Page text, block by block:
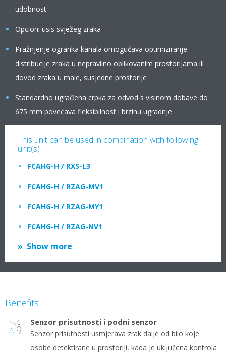
udobnost
Opcioni usis svježeg zraka
Pražnjenje ogranka kanala omogućava optimiziranje
distribucije zraka u nepravilno oblikovanim prostorijama ili
dovod zraka u male, susjedne prostorije
Standardno ugrađena crpka za odvod s visinom dobave do
675 mm povećava fleksibilnost i brzinu ugradnje
This unit can be used in combination with following
unit(s)
FCAHG-H / RXS-L3
FCAHG-H / RZAG-MV1
FCAHG-H / RZAG-MY1
FCAHG-H / RZAG-NV1
Show more
Benefits
Senzor prisutnosti i podni senzor
Senzor prisutnosti usmjerava zrak dalje od bilo koje
osobe detektirane u prostoriji, kada je uključena kontrola